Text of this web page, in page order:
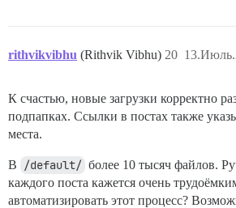
rithvikvibhu (Rithvik Vibhu) 20
К счастью, новые загрузки корректно
подпапках. Ссылки в постах также
места.
В /default/ более 10 тысяч файлов.
каждого поста кажется очень
автоматизировать этот процесс?